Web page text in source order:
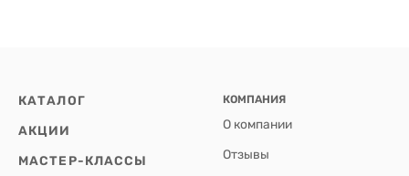
КАТАЛОГ
АКЦИИ
МАСТЕР-КЛАССЫ
КОМПАНИЯ
О компании
Отзывы